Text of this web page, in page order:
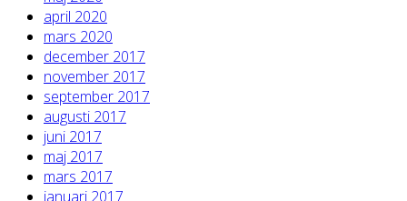
april 2020
mars 2020
december 2017
november 2017
september 2017
augusti 2017
juni 2017
maj 2017
mars 2017
januari 2017